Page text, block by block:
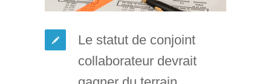
Le statut de conjoint
collaborateur devrait